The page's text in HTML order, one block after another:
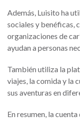
Además, Luisito ha
sociales y benéficas,
organizaciones de
ayudan a personas
También utiliza la
viajes, la comida y la
sus aventuras en
En resumen, la